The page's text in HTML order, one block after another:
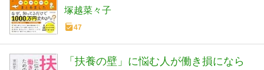
とめました
塚越菜々子
47
「扶養の壁」に悩む人が働き損になら